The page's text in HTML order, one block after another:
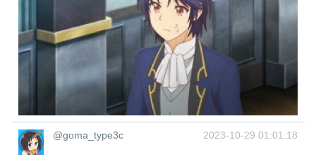
@goma_type3c 2023-10-29 01:01:18